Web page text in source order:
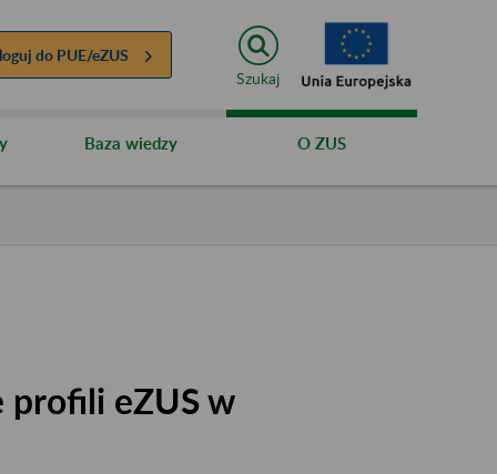
do PUE/eZUS
Szukaj
Baza wiedzy O ZUS
profili eZUS w